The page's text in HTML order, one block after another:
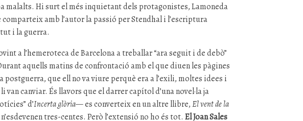
malalts. Hi surt el més inquietant dels protagonistes, Lamoneda
amb l’autor la passió per Stendhal i l’escriptura
i la guerra.
a l’hemeroteca de Barcelona a treballar “ara seguit i de debò”
aquells matins de confrontació amb el que diuen les pàgines
postguerra, que ell no va viure perquè era a l’exili, moltes idees i
canviar. És llavors que el darrer capítol d’una novel·la ja
d’Incerta glòria— es converteix en un altre llibre,El vent de la
tres-centes. Però l’extensió no ho és tot.El Joan Sales